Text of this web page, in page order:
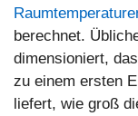
berechnet.
dimensioniert,
zu einem ersten
liefert, wie groß